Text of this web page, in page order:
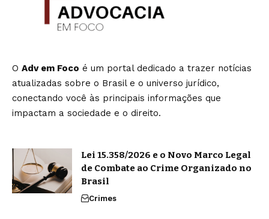
O Adv em Foco é um portal dedicado a trazer notícias
atualizadas sobre o Brasil e o universo jurídico,
conectando você às principais informações que
impactam a sociedade e o direito.
Lei 15.358/2026 e o Novo Marco Legal
de Combate ao Crime Organizado no
Brasil
Crimes